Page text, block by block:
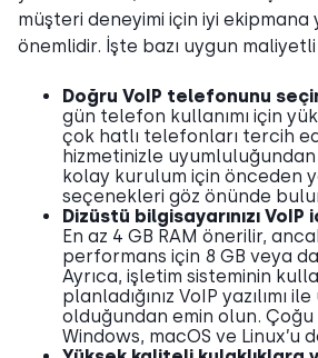
müşteri deneyimi için iyi ekipmana
önemlidir. İşte bazı uygun
Doğru VoIP telefonunu
gün telefon kullanımı için
çok hatlı telefonları tercih
hizmetinizle
kolay kurulum için önceden
seçenekleri göz önünde
Dizüstü bilgisayarınızı
En az 4 GB RAM önerilir,
performans için 8 GB veya
Ayrıca, işletim sisteminin
planladığınız VoIP yazılımı
olduğundan emin olun. Çoğu
Windows, macOS ve Linux’u